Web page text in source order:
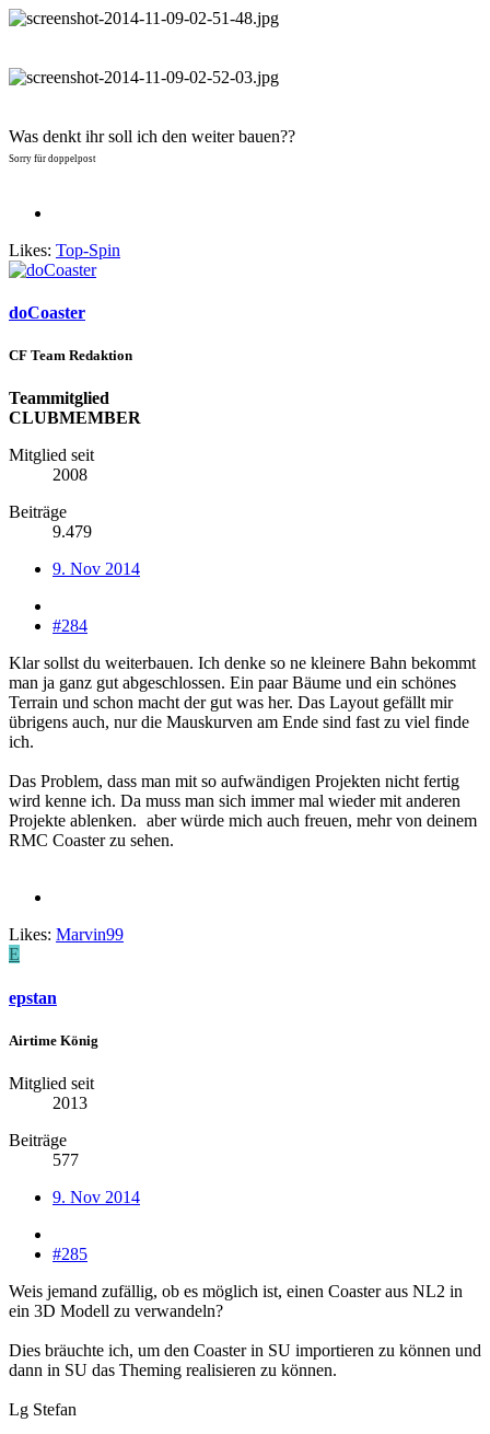
Was denkt ihr soll ich den weiter bauen??
Sorry für doppelpost
Likes: Top-Spin
doCoaster
CF Team Redaktion
Teammitglied
CLUBMEMBER
Mitglied seit
2008
Beiträge
9.479
9. Nov 2014
#284
Klar sollst du weiterbauen. Ich denke so ne kleinere Bahn bekommt
man ja ganz gut abgeschlossen. Ein paar Bäume und ein schönes
Terrain und schon macht der gut was her. Das Layout gefällt mir
übrigens auch, nur die Mauskurven am Ende sind fast zu viel finde
ich.
Das Problem, dass man mit so aufwändigen Projekten nicht fertig
wird kenne ich. Da muss man sich immer mal wieder mit anderen
Projekte ablenken. aber würde mich auch freuen, mehr von deinem
RMC Coaster zu sehen.
Likes: Marvin99
E
epstan
Airtime König
Mitglied seit
2013
Beiträge
577
9. Nov 2014
#285
Weis jemand zufällig, ob es möglich ist, einen Coaster aus NL2 in
ein 3D Modell zu verwandeln?
Dies bräuchte ich, um den Coaster in SU importieren zu können und
dann in SU das Theming realisieren zu können.
Lg Stefan